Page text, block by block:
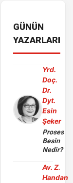
GÜNÜN
YAZARLARI
Yrd.
Doç.
Dr.
Dyt.
Esin
Şeker
Proses
Besin
Nedir?
Av. Z.
Handan